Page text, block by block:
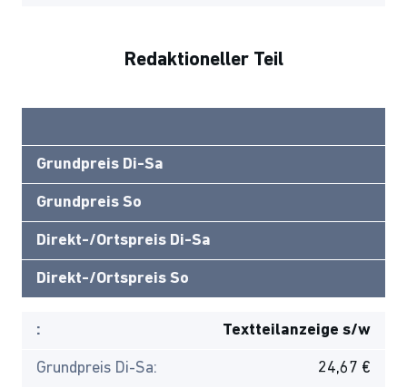
Redaktioneller Teil
Grundpreis Di-Sa
Grundpreis So
Direkt-/Ortspreis Di-Sa
Direkt-/Ortspreis So
: Textteilanzeige s/w
Grundpreis Di-Sa: 24,67 €